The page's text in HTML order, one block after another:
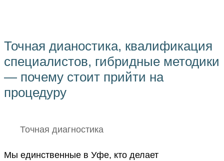
Точная дианостика, квалификация
специалистов, гибридные методики
— почему стоит прийти на
процедуру
Точная диагностика
Мы единственные в Уфе, кто делает